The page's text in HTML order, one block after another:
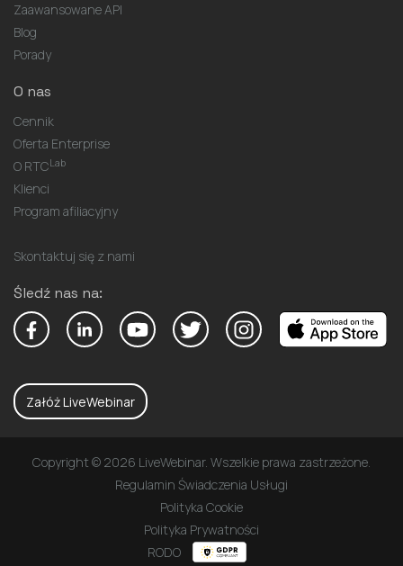
Zaawansowane API
Blog
Porady
O nas
Cennik
Oferta Enterprise
O RTCLab
Klienci
Program afiliacyjny
Skontaktuj się z nami
Śledź nas na:
Załóż LiveWebinar
Copyright © 2026 LiveWebinar. Wszelkie prawa zastrzeżone.
Regulamin Świadczenia Usługi
Polityka Cookie
Polityka Prywatności
RODO